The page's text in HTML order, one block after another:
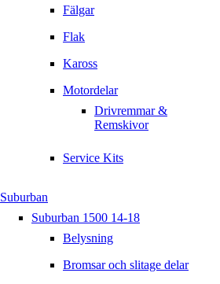
Fälgar
Flak
Kaross
Motordelar
Drivremmar &
Remskivor
Service Kits
Suburban
Suburban 1500 14-18
Belysning
Bromsar och slitage delar